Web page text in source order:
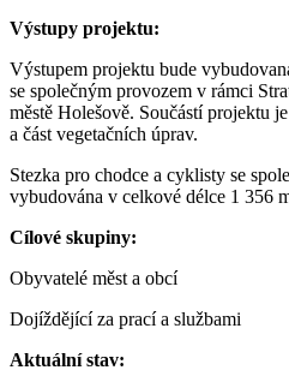
Výstupy projektu:
Výstupem projektu bude
se společným provozem v rámci
městě Holešově. Součástí projektu
a část vegetačních úprav.
Stezka pro chodce a cyklisty se
vybudována v celkové délce 1 356
Cílové skupiny:
Obyvatelé měst a obcí
Dojíždějící za prací a službami
Aktuální stav: